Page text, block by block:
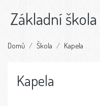
Základní škola
Domů Škola Kapela
Kapela